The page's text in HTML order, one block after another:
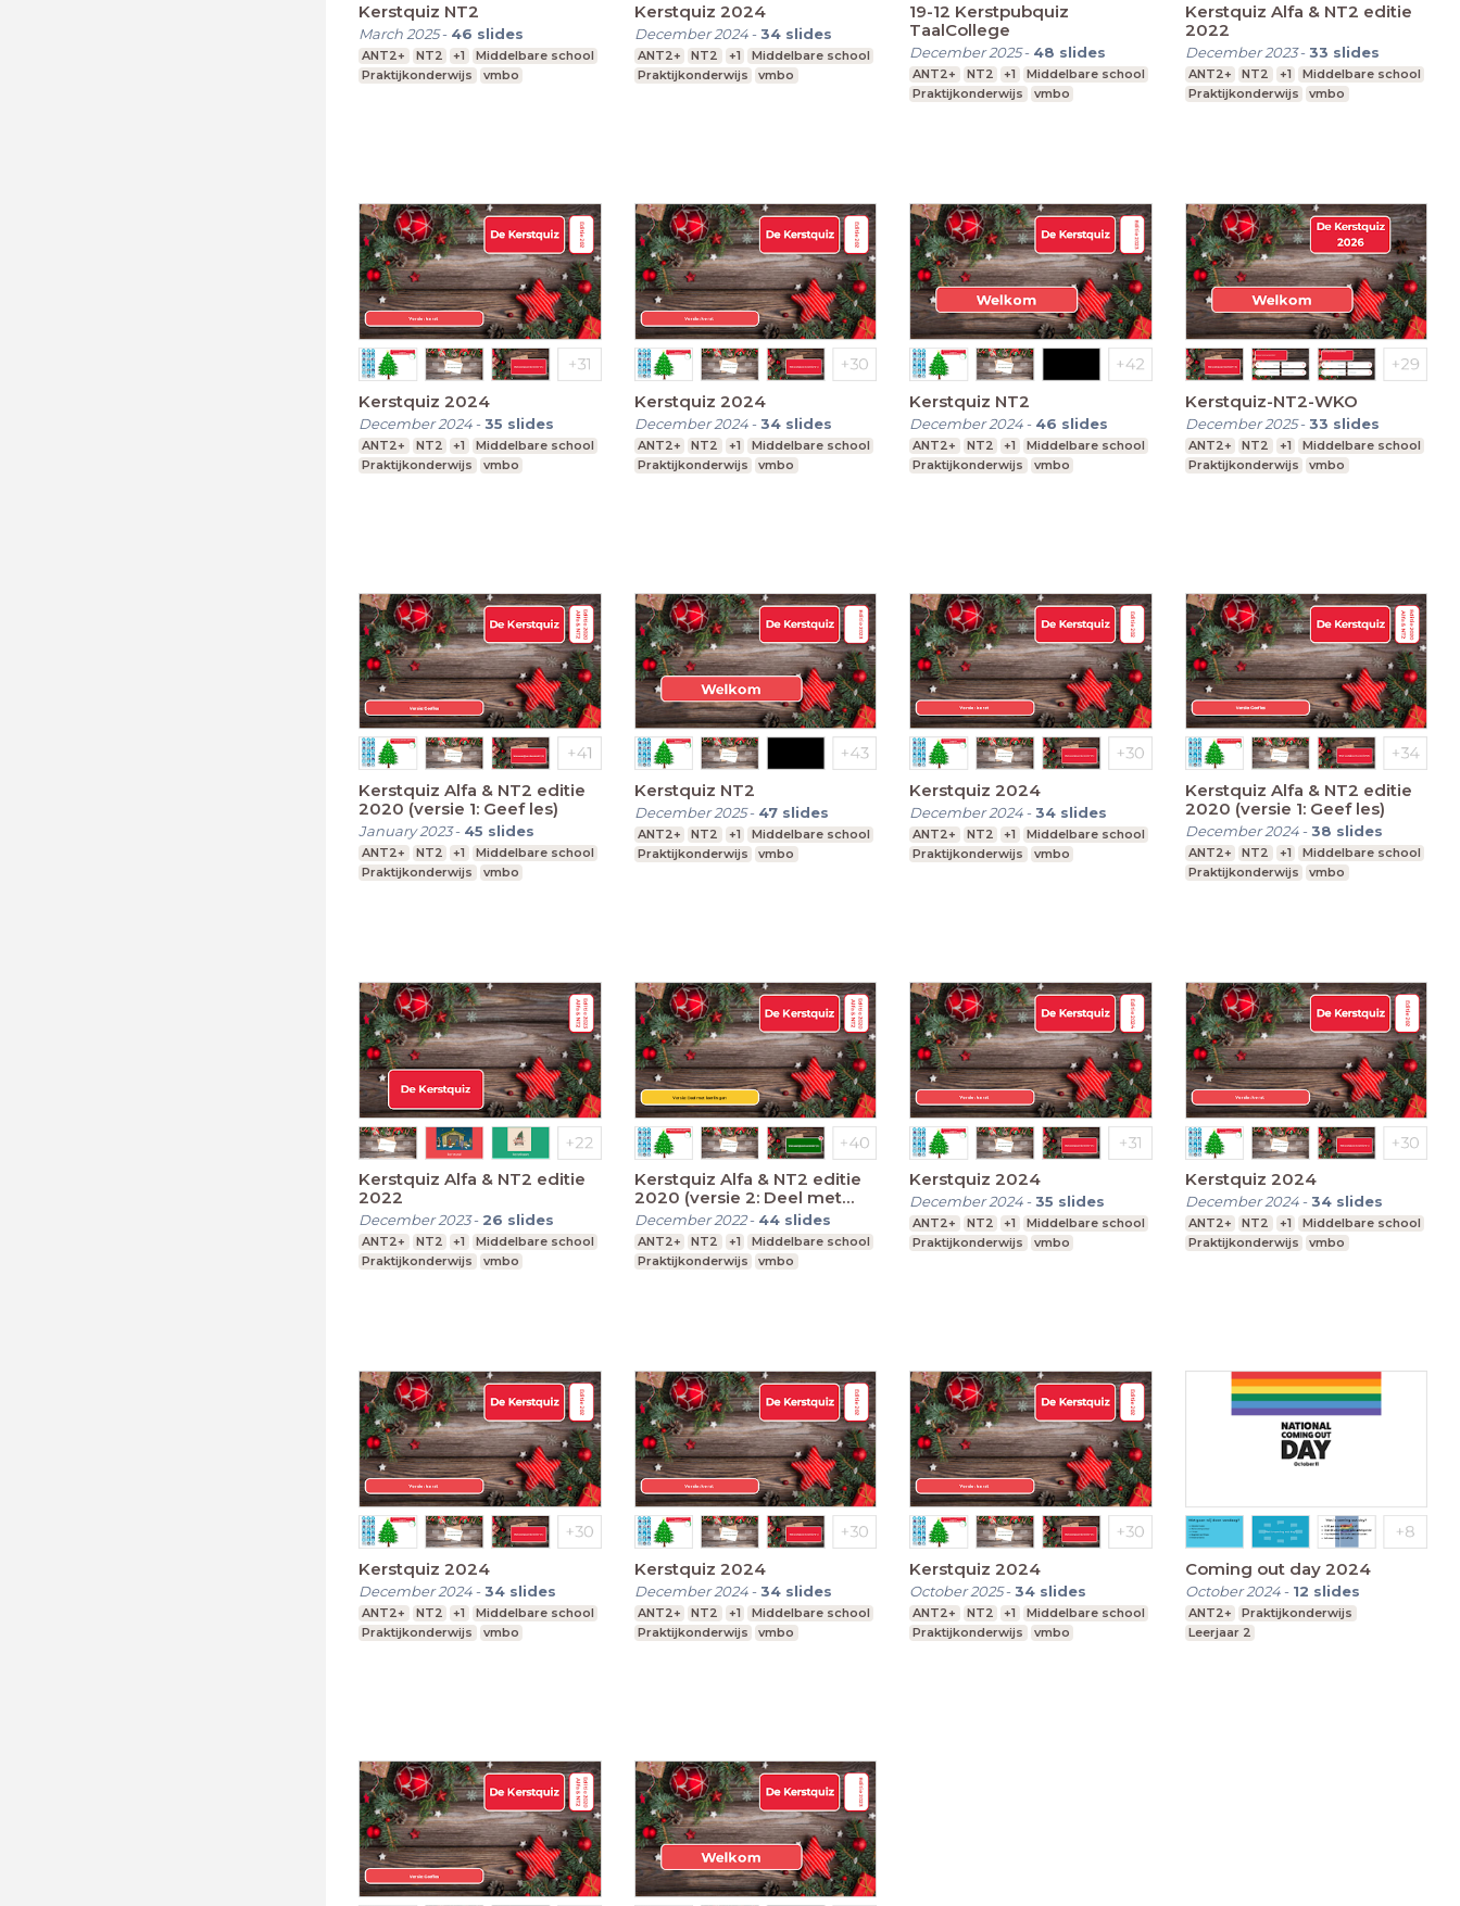
Kerstquiz NT2
March 2025- 46 slides
ANT2+ NT2 +1
Middelbare school
Praktijkonderwijs
vmbo
Kerstquiz 2024
December 2024-34 slides
ANT2+ NT2 +1
Middelbare school
Praktijkonderwijs
vmbo
19-12 Kerstpubquiz
TaalCollege
December 2025- 48 slides
ANT2+ NT2 +1
Middelbare school
Praktijkonderwijs
vmbo
Kerstquiz Alfa & NT2 editie
2022
December 2023-33 slides
ANT2+ NT2 +1
Middelbare school
Praktijkonderwijs
vmbo
Kerstquiz 2024
December 2024-35 slides
ANT2+ NT2 +1
Middelbare school
Praktijkonderwijs
vmbo
Kerstquiz 2024
December 2024-34 slides
ANT2+ NT2 +1
Middelbare school
Praktijkonderwijs
vmbo
Kerstquiz NT2
December 2024- 46 slides
ANT2+ NT2 +1
Middelbare school
Praktijkonderwijs
vmbo
Kerstquiz-NT2-WKO
December 2025-33 slides
ANT2+ NT2 +1
Middelbare school
Praktijkonderwijs
vmbo
Kerstquiz Alfa & NT2 editie
2020 (versie 1: Geef les)
January 2023- 45 slides
ANT2+ NT2 +1
Middelbare school
Praktijkonderwijs
vmbo
Kerstquiz NT2
December 2025- 47 slides
ANT2+ NT2 +1
Middelbare school
Praktijkonderwijs
vmbo
Kerstquiz 2024
December 2024-34 slides
ANT2+ NT2 +1
Middelbare school
Praktijkonderwijs
vmbo
Kerstquiz Alfa & NT2 editie
2020 (versie 1: Geef les)
December 2024-38 slides
ANT2+ NT2 +1
Middelbare school
Praktijkonderwijs
vmbo
Kerstquiz Alfa & NT2 editie
2022
December 2023- 26 slides
ANT2+ NT2 +1
Middelbare school
Praktijkonderwijs
vmbo
Kerstquiz Alfa & NT2 editie
2020 (versie 2: Deel met
leerlingen)
December 2022- 44 slides
ANT2+ NT2 +1
Middelbare school
Praktijkonderwijs
vmbo
Kerstquiz 2024
December 2024-35 slides
ANT2+ NT2 +1
Middelbare school
Praktijkonderwijs
vmbo
Kerstquiz 2024
December 2024-34 slides
ANT2+ NT2 +1
Middelbare school
Praktijkonderwijs
vmbo
Kerstquiz 2024
December 2024-34 slides
ANT2+ NT2 +1
Middelbare school
Praktijkonderwijs
vmbo
Kerstquiz 2024
December 2024-34 slides
ANT2+ NT2 +1
Middelbare school
Praktijkonderwijs
vmbo
Kerstquiz 2024
October 2025-34 slides
ANT2+ NT2 +1
Middelbare school
Praktijkonderwijs
vmbo
Coming out day 2024
October 2024- 12 slides
ANT2+
Praktijkonderwijs
Leerjaar 2